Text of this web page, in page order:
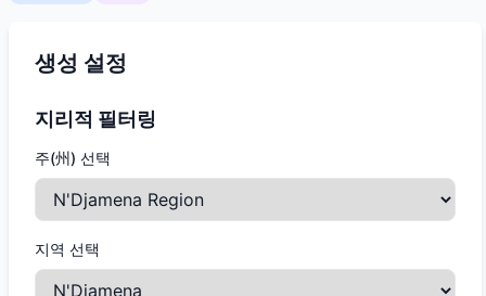
생성 설정
지리적 필터링
주(州) 선택
지역 선택